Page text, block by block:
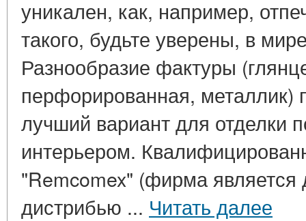
уникален, как, например,
такого, будьте уверены, в
Разнообразие фактуры
перфорированная, металлик)
лучший вариант для отделки
интерьером.
"Remcomex" (фирма
дистрибью ... Читать далее